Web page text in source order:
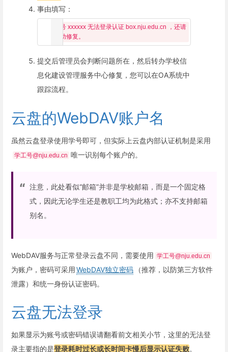
事由填写：
账号 xxxxxx 无法登录认证 box.nju.edu.cn ，还请
提交后管理员会判断问题所在，然后转办学校信
息化建设管理服务中心修复，您可以在OA系统中
跟踪流程。
云盘的WebDAV账户名
虽然云盘登录使用学号即可，但实际上云盘内部认证机制是采用
学工号@nju.edu.cn 唯一识别每个账户的。
注意，此处看似“邮箱”并非是学校邮箱，而是一个固定格
式，因此无论学生还是教职工均为此格式；亦不支持邮箱
别名。
WebDAV服务与正常登录云盘不同，需要使用 学工号@nju.edu.cn
为账户，密码可采用WebDAV独立密码
（推荐，以防第三方软件
泄露）和统一身份认证密码。
云盘无法登录
如果显示为账号或密码错误请翻看前文相关小节，这里的无法登
录主要指的是登录耗时过长或长时间卡慢后显示认证失败。